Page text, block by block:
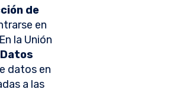
de
en
la Unión
datos en
a las